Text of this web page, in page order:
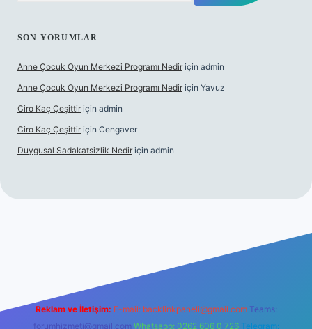
SON YORUMLAR
Anne Çocuk Oyun Merkezi Programı Nedir için admin
Anne Çocuk Oyun Merkezi Programı Nedir için Yavuz
Ciro Kaç Çeşittir için admin
Ciro Kaç Çeşittir için Cengaver
Duygusal Sadakatsizlik Nedir için admin
elexbetgiris.org
Reklam ve İletişim: E-mail: backlinkpaneli@gmail.com Teams:
forumhizmeti@gmail.com Whatsapp: 0262 606 0 726 Telegram: